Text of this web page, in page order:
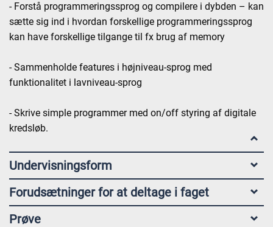
- Forstå programmeringssprog og compilere i dybden – kan
sætte sig ind i hvordan forskellige programmeringssprog
kan have forskellige tilgange til fx brug af memory
- Sammenholde features i højniveau-sprog med
funktionalitet i lavniveau-sprog
- Skrive simple programmer med on/off styring af digitale
kredsløb.
Undervisningsform
Forudsætninger for at deltage i faget
Prøve